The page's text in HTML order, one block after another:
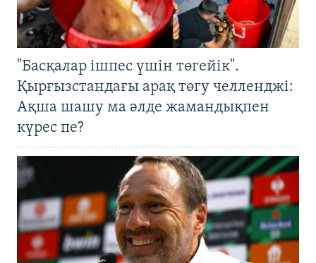
"Басқалар ішпес үшін төгейік".
Қырғызстандағы арақ төгу челленджі:
Ақша шашу ма әлде жамандықпен
күрес пе?